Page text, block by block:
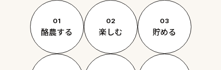
01
酪農する
02
楽しむ
03
貯める